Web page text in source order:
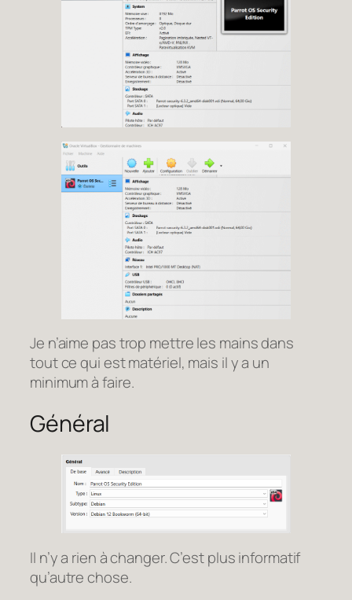
Je n’aime pas trop mettre les mains dans
tout ce qui est matériel, mais il y a un
minimum à faire.
Général
Il n’y a rien à changer. C’est plus informatif
qu’autre chose.